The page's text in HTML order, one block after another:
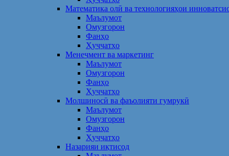
Математика олӣ ва технологияҳои
Маълумот
Омузгорон
Фанҳо
Ҳуҷҷатҳо
Менеҷмент ва маркетинг
Маълумот
Омузгорон
Фанҳо
Ҳуҷҷатҳо
Молшиносӣ ва фаъолияти гумрукӣ
Маълумот
Омузгорон
Фанҳо
Ҳуҷҷатҳо
Назарияи иқтисод